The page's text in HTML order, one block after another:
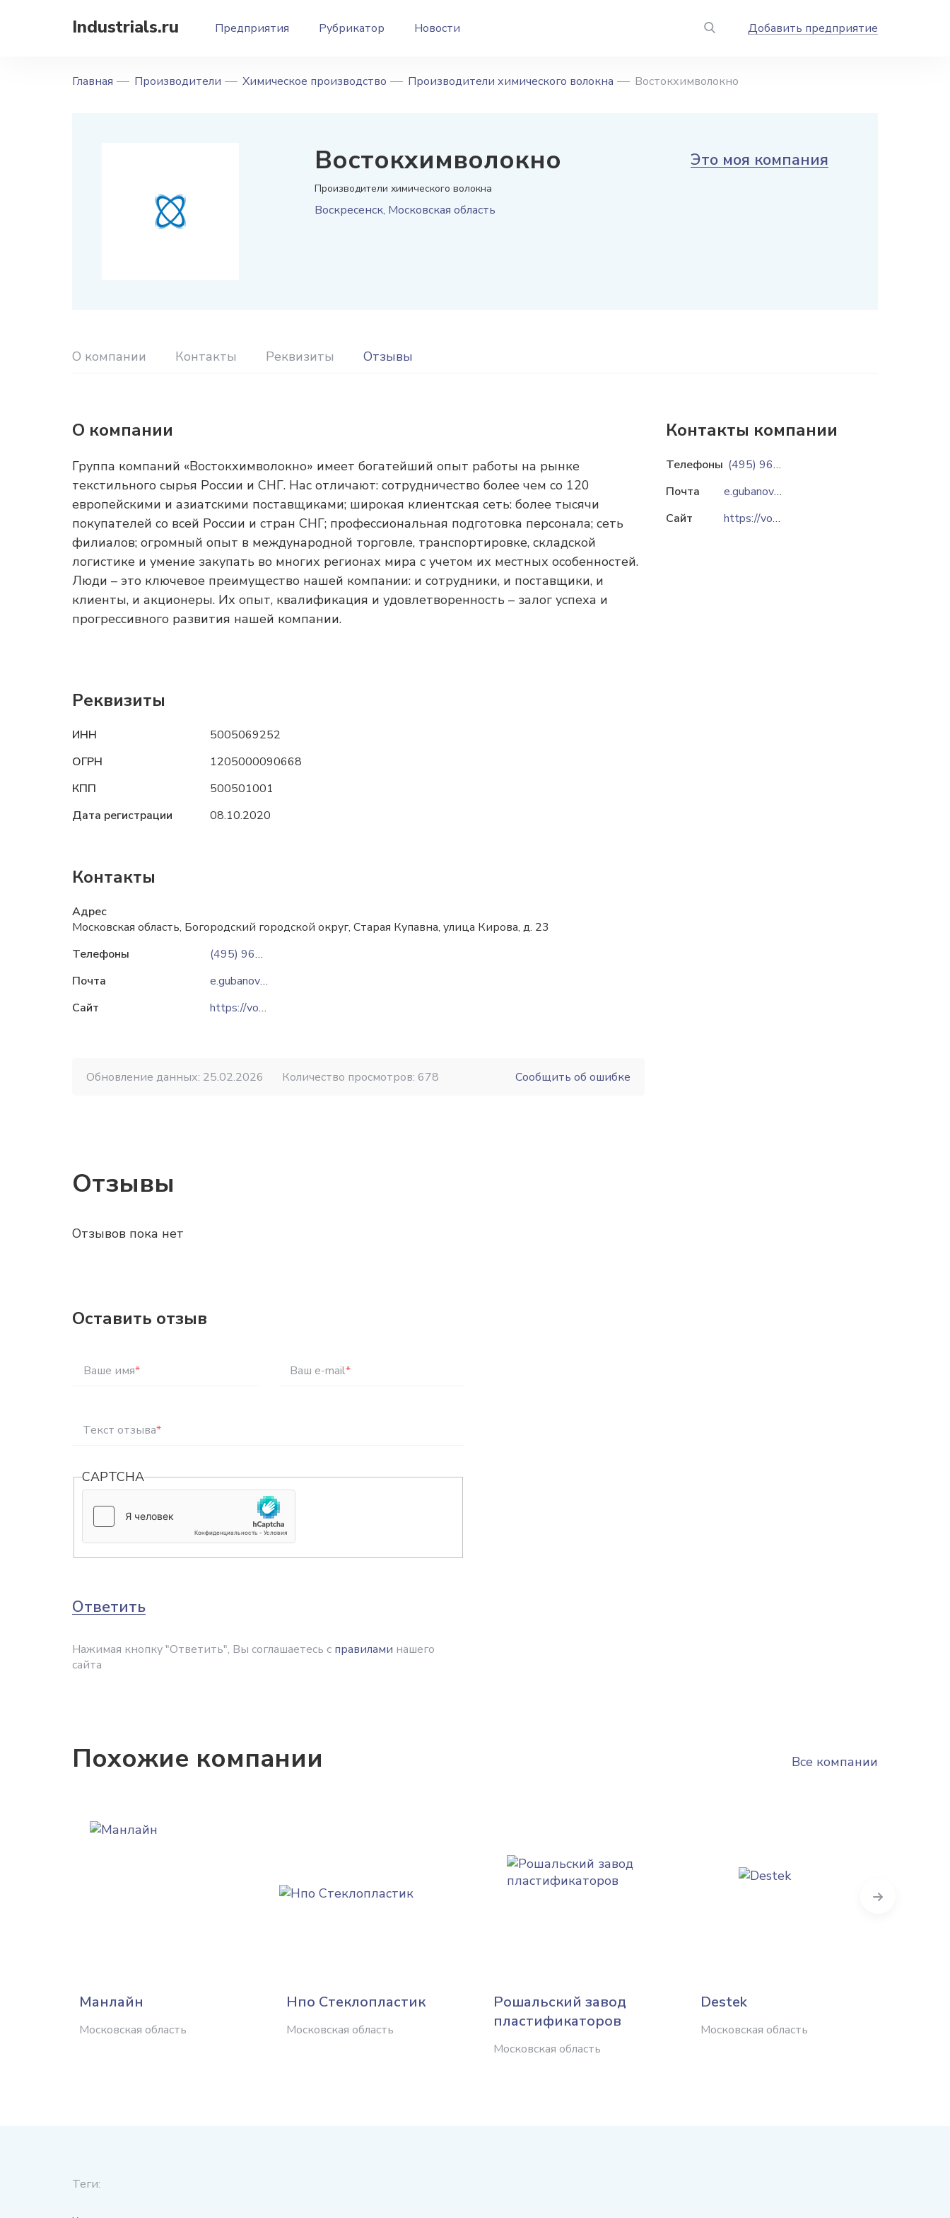
Industrials.ru Предприятия Рубрикатор Новости Добавить предприятие
Главная Производители Химическое производство Производители химического волокна Востокхимволокно
Востокхимволокно
Производители химического волокна
Воскресенск, Московская область
Это моя компания
О компании Контакты Реквизиты Отзывы
О компании
Группа компаний «Востокхимволокно» имеет богатейший опыт работы на рынке
текстильного сырья России и СНГ. Нас отличают: сотрудничество более чем со 120
европейскими и азиатскими поставщиками; широкая клиентская сеть: более тысячи
покупателей со всей России и стран СНГ; профессиональная подготовка персонала; сеть
филиалов; огромный опыт в международной торговле, транспортировке, складской
логистике и умение закупать во многих регионах мира с учетом их местных особенностей.
Люди – это ключевое преимущество нашей компании: и сотрудники, и поставщики, и
клиенты, и акционеры. Их опыт, квалификация и удовлетворенность – залог успеха и
прогрессивного развития нашей компании.
Реквизиты
ИНН
5005069252
ОГРН
1205000090668
КПП
500501001
Дата регистрации
08.10.2020
Контакты
Адрес
Московская область, Богородский городской округ, Старая Купавна, улица Кирова, д. 23
Телефоны
(495) 967-69-29
Почта
e.gubanov@interteks.ru
Сайт
https://vostokhimvolokno.ru
Обновление данных: 25.02.2026 Количество просмотров: 678 Сообщить об ошибке
Отзывы
Отзывов пока нет
Оставить отзыв
Ваше имя* Ваш e-mail*
Текст отзыва*
CAPTCHA
Ответить
Нажимая кнопку "Ответить", Вы соглашаетесь с правилами нашего
сайта
Контакты компании
Телефоны
(495) 967-69-29
Почта
e.gubanov@interteks.ru
Сайт
https://vostokhimvolokno.ru
Похожие компании Все компании
Манлайн
Московская область
Нпо Стеклопластик
Московская область
Рошальский завод
пластификаторов
Московская область
Destek
Московская область
Теги: